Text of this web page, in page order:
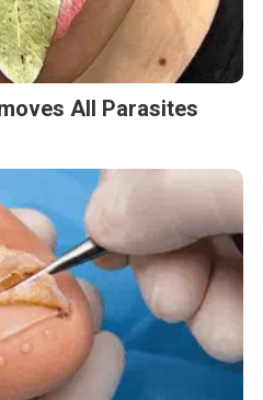
All Parasites